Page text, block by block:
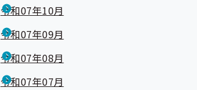
令和07年10月
令和07年09月
令和07年08月
令和07年07月